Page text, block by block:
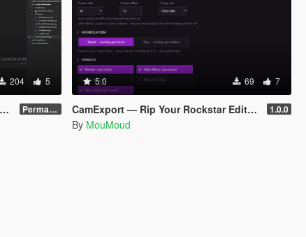
204 5
Permanent Link
5.0 69 7
CamExport — Rip Your Rockstar Editor Camera Into Blender & After Effects 1.0.0
By MouMoud